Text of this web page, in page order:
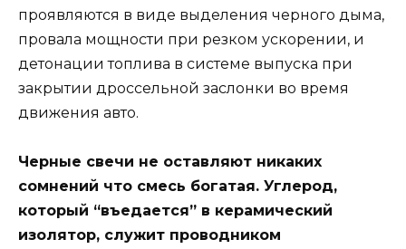
проявляются в виде выделения черного дыма,
провала мощности при резком ускорении, и
детонации топлива в системе выпуска при
закрытии дроссельной заслонки во время
движения авто.
Черные свечи не оставляют никаких
сомнений что смесь богатая. Углерод,
который “въедается” в керамический
изолятор, служит проводником